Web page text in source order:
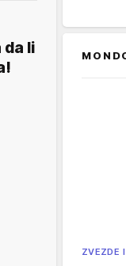
da li
ZVEZDE